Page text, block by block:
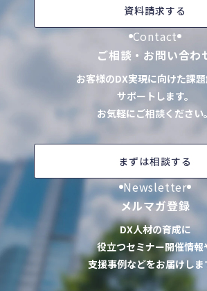
資料請求する
Contact
ご相談・お問い合わ
お客様のDX実現に向けた課
サポートします。
お気軽にご相談ください。
まずは相談する
Newsletter
メルマガ登録
DX人材の育成に
役立つセミナー開催情報
支援事例などをお届けしま